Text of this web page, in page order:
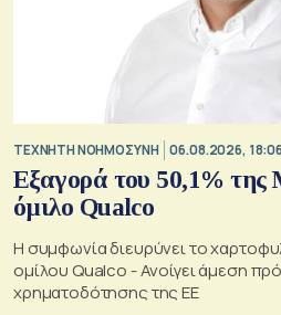
TΕΧΝΗΤΗ ΝΟΗΜΟΣΥΝΗ 06.08.2026, 18:06
Εξαγορά του 50,1% της
όμιλο Qualco
Η συμφωνία διευρύνει το
ομίλου Qualco - Ανοίγει άμεση
χρηματοδότησης της ΕΕ